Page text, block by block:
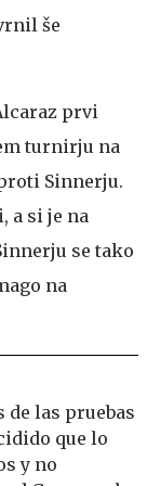
še
prvi
turnirju na
Sinnerju.
a si je na
se tako
na
de las pruebas
que lo
y no